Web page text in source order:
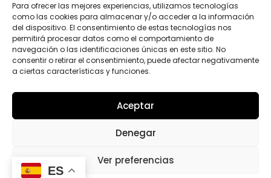
Para ofrecer las mejores experiencias, utilizamos tecnologías
como las cookies para almacenar y/o acceder a la información
del dispositivo. El consentimiento de estas tecnologías nos
permitirá procesar datos como el comportamiento de
navegación o las identificaciones únicas en este sitio. No
consentir o retirar el consentimiento, puede afectar negativamente
a ciertas características y funciones.
Aceptar
Denegar
Ver preferencias
ES